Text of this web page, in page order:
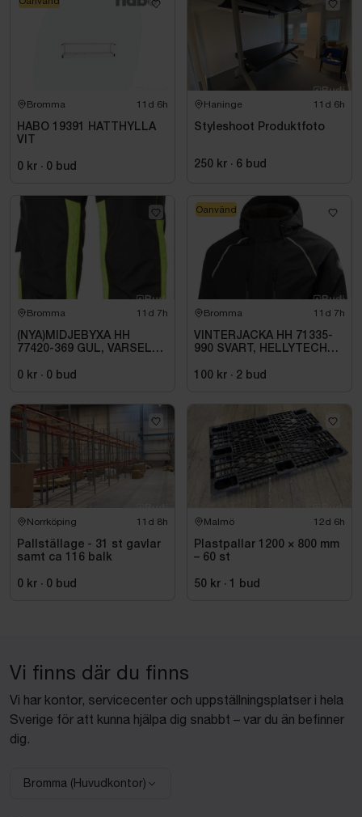
Bromma 11d 6h
HABO 19391 HATTHYLLA
VIT
0 kr · 0 bud
Haninge 11d 6h
Styleshoot Produktfoto
250 kr · 6 bud
Bromma 11d 7h
(NYA)MIDJEBYXA HH
77420-369 GUL, VARSEL
0 kr · 0 bud
Bromma 11d 7h
VINTERJACKA HH 71335-
990 SVART, HELLYTECH
100 kr · 2 bud
Oanvänd
Norrköping 11d 8h
Pallställage - 31 st gavlar
samt ca 116 balk
0 kr · 0 bud
Malmö 12d 6h
Plastpallar 1200 × 800 mm
– 60 st
50 kr · 1 bud
Vi finns där du finns
Vi har kontor, servicecenter och uppställningsplatser i hela
Sverige för att kunna hjälpa dig snabbt – var du än befinner
dig.
Välj anläggning:
Bromma (Huvudkontor)